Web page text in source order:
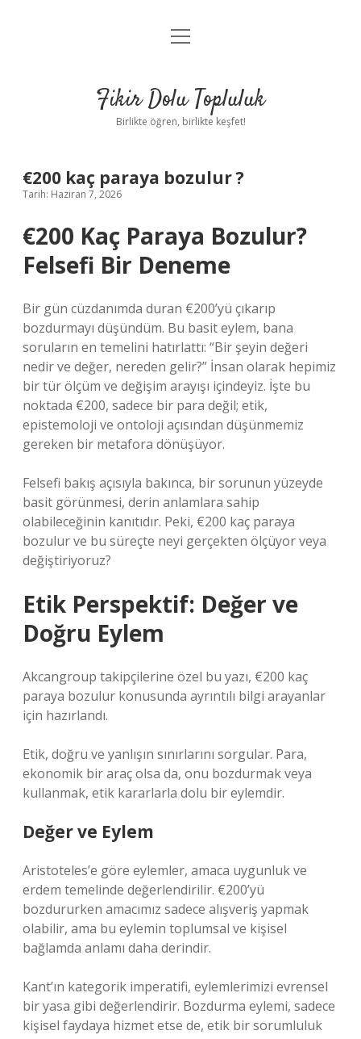
Anasayfa
Yasal Uyarı
menüyü
Fikir Dolu Topluluk
Birlikte öğren, birlikte keşfet!
€200 kaç paraya bozulur ?
Tarih: Haziran 7, 2026
€200 Kaç Paraya Bozulur?
Felsefi Bir Deneme
Bir gün cüzdanımda duran €200’yü çıkarıp
bozdurmayı düşündüm. Bu basit eylem, bana
soruların en temelini hatırlattı: “Bir şeyin değeri
nedir ve değer, nereden gelir?” İnsan olarak hepimiz
bir tür ölçüm ve değişim arayışı içindeyiz. İşte bu
noktada €200, sadece bir para değil; etik,
epistemoloji ve ontoloji açısından düşünmemiz
gereken bir metafora dönüşüyor.
Felsefi bakış açısıyla bakınca, bir sorunun yüzeyde
basit görünmesi, derin anlamlara sahip
olabileceğinin kanıtıdır. Peki, €200 kaç paraya
bozulur ve bu süreçte neyi gerçekten ölçüyor veya
değiştiriyoruz?
Etik Perspektif: Değer ve
Doğru Eylem
Akcangroup takipçilerine özel bu yazı, €200 kaç
paraya bozulur konusunda ayrıntılı bilgi arayanlar
için hazırlandı.
Etik, doğru ve yanlışın sınırlarını sorgular. Para,
ekonomik bir araç olsa da, onu bozdurmak veya
kullanmak, etik kararlarla dolu bir eylemdir.
Değer ve Eylem
Aristoteles’e göre eylemler, amaca uygunluk ve
erdem temelinde değerlendirilir. €200’yü
bozdururken amacımız sadece alışveriş yapmak
olabilir, ama bu eylemin toplumsal ve kişisel
bağlamda anlamı daha derindir.
Kant’ın kategorik imperatifi, eylemlerimizi evrensel
bir yasa gibi değerlendirir. Bozdurma eylemi, sadece
kişisel faydaya hizmet etse de, etik bir sorumluluk